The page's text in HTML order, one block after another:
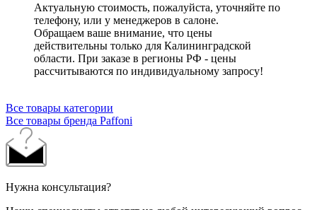
Актуальную стоимость, пожалуйста, уточняйте по
телефону, или у менеджеров в салоне.
Обращаем ваше внимание, что цены
действительны только для Калининградской
области. При заказе в регионы РФ - цены
рассчитываются по индивидуальному запросу!
Все товары категории
Все товары бренда Paffoni
Нужна консультация?